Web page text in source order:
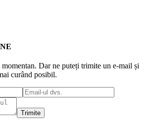
Dar ne puteți trimite un e-mail și
curând posibil.
Trimite